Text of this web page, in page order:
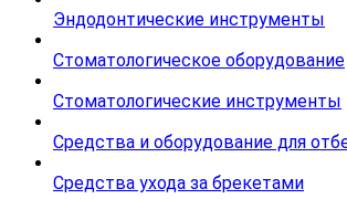
Эндодонтические инструменты
Стоматологическое оборудование
Стоматологические инструменты
Средства и оборудование для
Средства ухода за брекетами